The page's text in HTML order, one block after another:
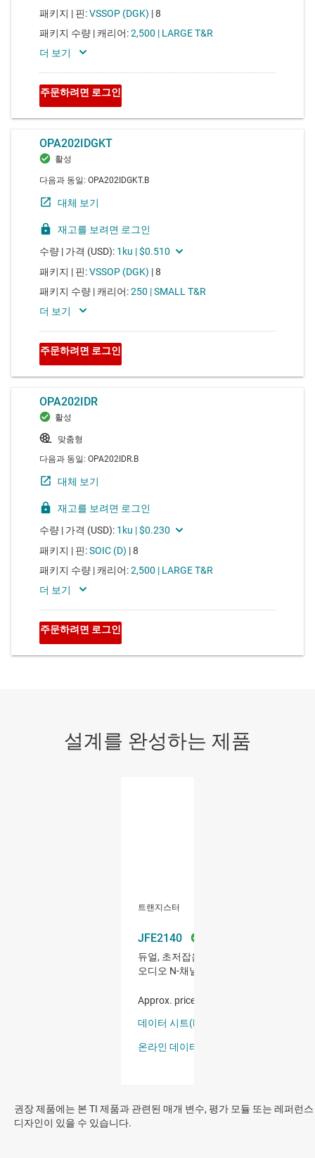
권장 제품에는 본 TI 제품과 관련된 매개 변수, 평가 모듈 또는 레퍼런스
디자인이 있을 수 있습니다.